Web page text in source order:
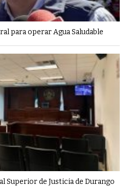
para operar Agua Saludable
Superior de Justicia de Durango